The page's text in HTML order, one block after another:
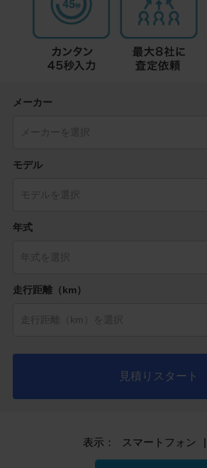
メーカー
モデル
年式
走行距離（km）
見積りスタート
表示： スマートフォン |